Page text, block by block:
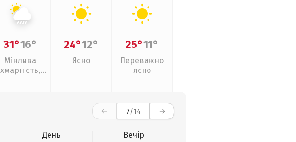
31°16°
Мінлива
хмарність,
24°12°
Ясно
25°11°
Переважно
ясно
7/14
День
Вечір